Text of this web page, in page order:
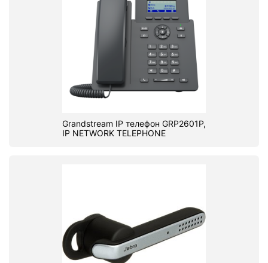
Grandstream IP телефон GRP2601P,
IP NETWORK TELEPHONE